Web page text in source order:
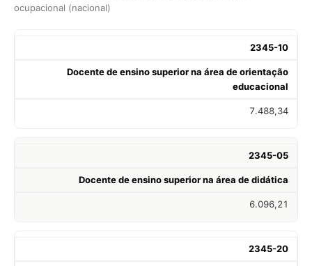
ocupacional (nacional)
2345-10
Docente de ensino superior na área de orientação
educacional
7.488,34
2345-05
Docente de ensino superior na área de didática
6.096,21
2345-20